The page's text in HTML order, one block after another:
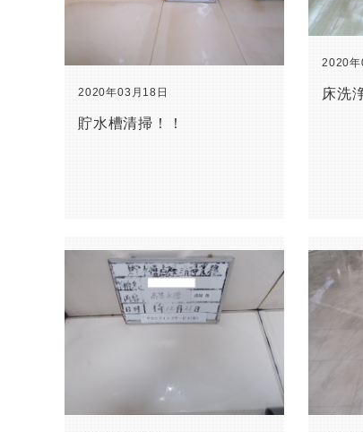
2020年03月18日
貯水槽清掃！！
2020年
床洗